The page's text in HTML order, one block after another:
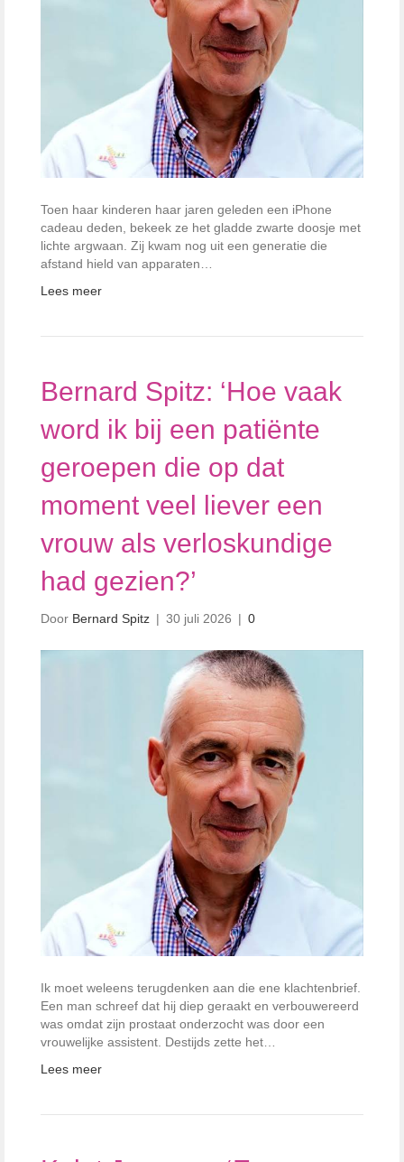
Toen haar kinderen haar jaren geleden een iPhone
cadeau deden, bekeek ze het gladde zwarte doosje met
lichte argwaan. Zij kwam nog uit een generatie die
afstand hield van apparaten…
Lees meer
Bernard Spitz: ‘Hoe vaak
word ik bij een patiënte
geroepen die op dat
moment veel liever een
vrouw als verloskundige
had gezien?’
Door Bernard Spitz | 30 juli 2026 | 0
Ik moet weleens terugdenken aan die ene klachtenbrief.
Een man schreef dat hij diep geraakt en verbouwereerd
was omdat zijn prostaat onderzocht was door een
vrouwelijke assistent. Destijds zette het…
Lees meer